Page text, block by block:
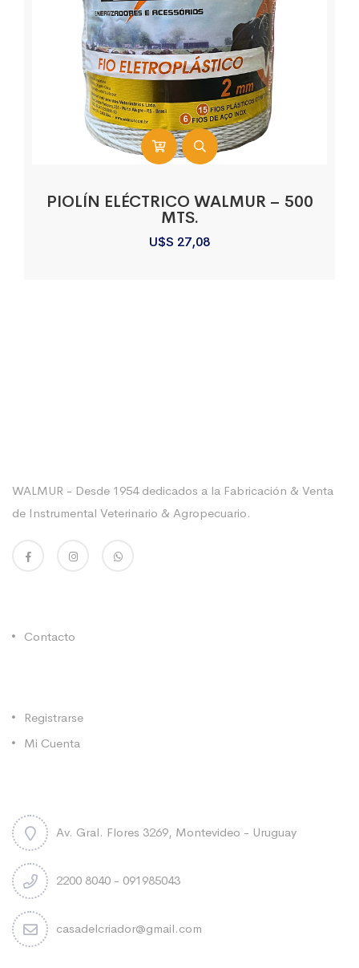
PIOLÍN ELÉCTRICO WALMUR – 500
MTS.
U$S 27,08
WALMUR - Desde 1954 dedicados a la Fabricación & Venta
de Instrumental Veterinario & Agropecuario.
Contacto
Registrarse
Mi Cuenta
Av. Gral. Flores 3269, Montevideo - Uruguay
2200 8040 - 091985043
casadelcriador@gmail.com